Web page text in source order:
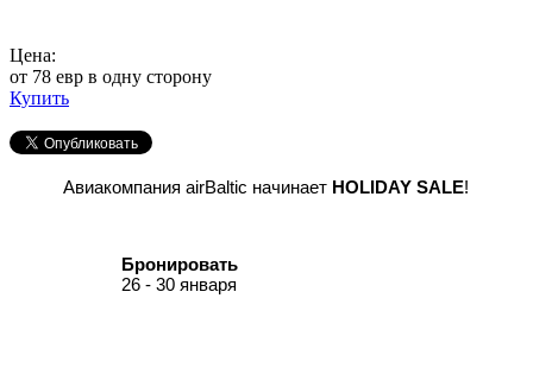
Цена:
от 78 евр в одну сторону
Купить
Авиакомпания airBaltic начинает HOLIDAYSALE!
Бронировать
26 - 30 января